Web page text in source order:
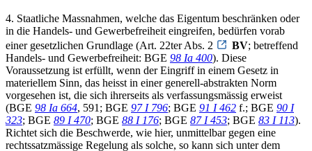
4. Staatliche Massnahmen, welche das Eigentum beschränken oder
in die Handels- und Gewerbefreiheit eingreifen, bedürfen vorab
einer gesetzlichen Grundlage (Art. 22ter Abs. 2
BV; betreffend
Handels- und Gewerbefreiheit: BGE 98 Ia 400). Diese
Voraussetzung ist erfüllt, wenn der Eingriff in einem Gesetz in
materiellem Sinn, das heisst in einer generell-abstrakten Norm
vorgesehen ist, die sich ihrerseits als verfassungsmässig erweist
(BGE 98 Ia 664, 591; BGE 97 I 796; BGE 91 I 462 f.; BGE 90 I
323; BGE 89 I 470; BGE 88 I 176; BGE 87 I 453; BGE 83 I 113).
Richtet sich die Beschwerde, wie hier, unmittelbar gegen eine
rechtssatzmässige Regelung als solche, so kann sich unter dem